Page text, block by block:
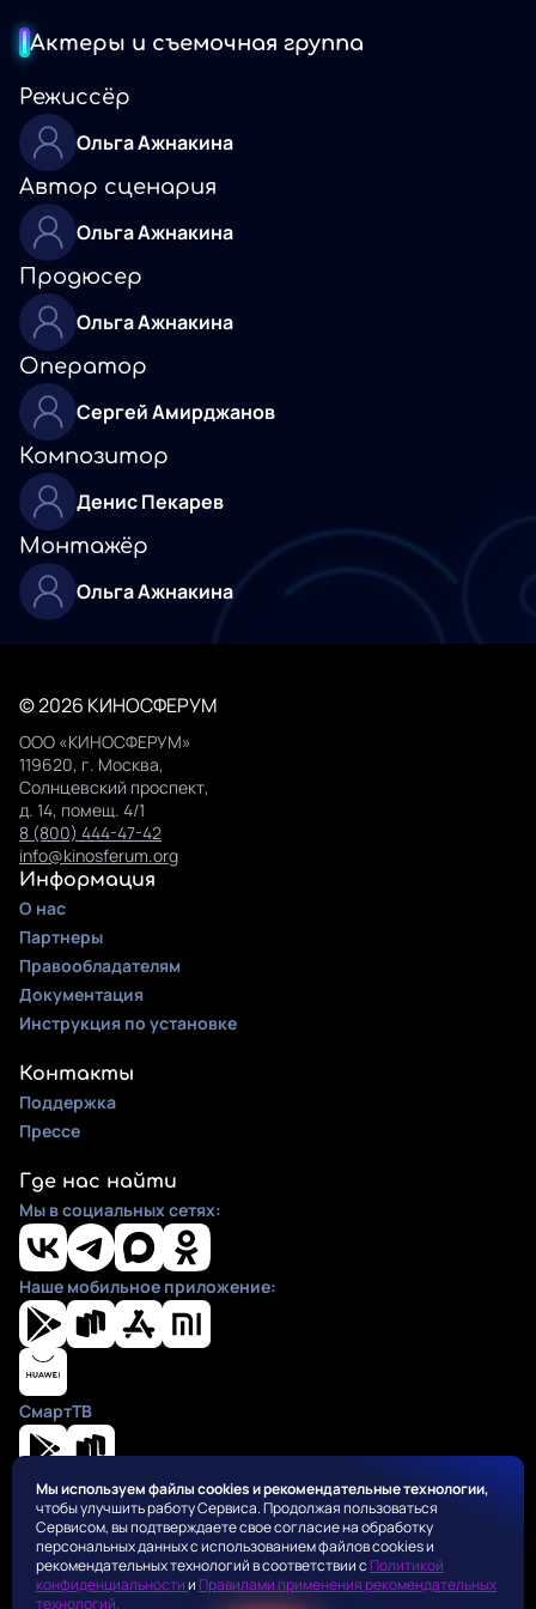
Актеры и съемочная группа
Режиссёр
Ольга Ажнакина
Автор сценария
Ольга Ажнакина
Продюсер
Ольга Ажнакина
Оператор
Сергей Амирджанов
Композитор
Денис Пекарев
Монтажёр
Ольга Ажнакина
© 2026 КИНОСФЕРУМ
ООО «КИНОСФЕРУМ»
119620, г. Москва,
Солнцевский проспект,
д. 14, помещ. 4/1
8 (800) 444-47-42
info@kinosferum.org
Информация
О нас
Партнеры
Правообладателям
Документация
Инструкция по установке
Контакты
Поддержка
Прессе
Где нас найти
Мы в социальных сетях:
Наше мобильное приложение:
СмартТВ
Положения
Пользовательское соглашение
Политика конфиденциальности
Правила применения рекомендательных алгоритмов
Мы используем файлы cookies и рекомендательные технологии,
чтобы улучшить работу Сервиса. Продолжая пользоваться
Сервисом, вы подтверждаете свое согласие на обработку
персональных данных с использованием файлов cookies и
рекомендательных технологий в соответствии с Политикой
конфиденциальностии Правилами применения рекомендательных
технологий.